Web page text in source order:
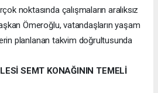
noktasında çalışmaların aralıksız
Ömeroğlu, vatandaşların yaşam
planlanan takvim doğrultusunda
SEMT KONAĞININ TEMELİ